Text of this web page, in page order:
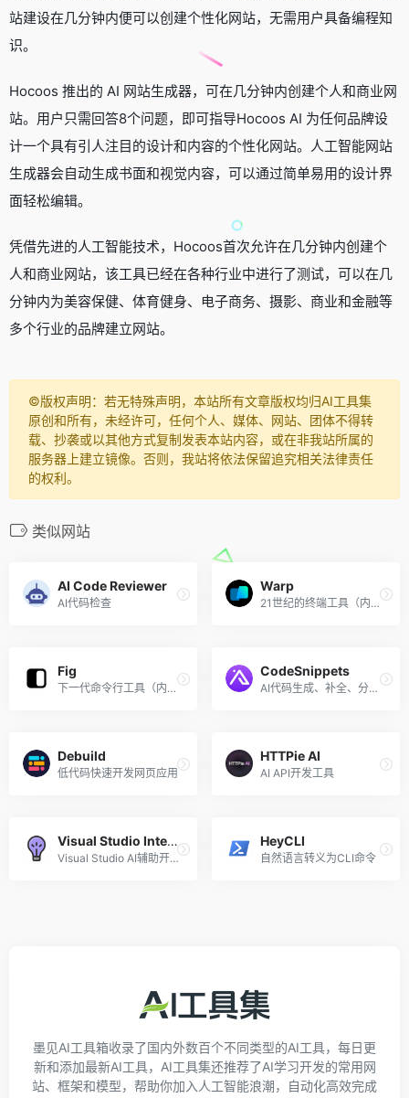
站建设在几分钟内便可以创建个性化网站，无需用户具备编程知
识。
Hocoos 推出的 AI 网站生成器，可在几分钟内创建个人和商业网
站。用户只需回答8个问题，即可指导Hocoos AI 为任何品牌设
计一个具有引人注目的设计和内容的个性化网站。人工智能网站
生成器会自动生成书面和视觉内容，可以通过简单易用的设计界
面轻松编辑。
凭借先进的人工智能技术，Hocoos首次允许在几分钟内创建个
人和商业网站，该工具已经在各种行业中进行了测试，可以在几
分钟内为美容保健、体育健身、电子商务、摄影、商业和金融等
多个行业的品牌建立网站。
©️版权声明：若无特殊声明，本站所有文章版权均归AI工具集
原创和所有，未经许可，任何个人、媒体、网站、团体不得转
载、抄袭或以其他方式复制发表本站内容，或在非我站所属的
服务器上建立镜像。否则，我站将依法保留追究相关法律责任
的权利。
类似网站
AI Code Reviewer
AI代码检查
Warp
21世纪的终端工具（内置AI命令搜索）
Fig
下一代命令行工具（内置AI终端命令自动补全）
CodeSnippets
AI代码生成、补全、分析、重构和调试
Debuild
低代码快速开发网页应用
HTTPie AI
AI API开发工具
Visual Studio IntelliCode
Visual Studio AI辅助开发
HeyCLI
自然语言转义为CLI命令
墨见AI工具箱收录了国内外数百个不同类型的AI工具，每日更
新和添加最新AI工具，AI工具集还推荐了AI学习开发的常用网
站、框架和模型，帮助你加入人工智能浪潮，自动化高效完成